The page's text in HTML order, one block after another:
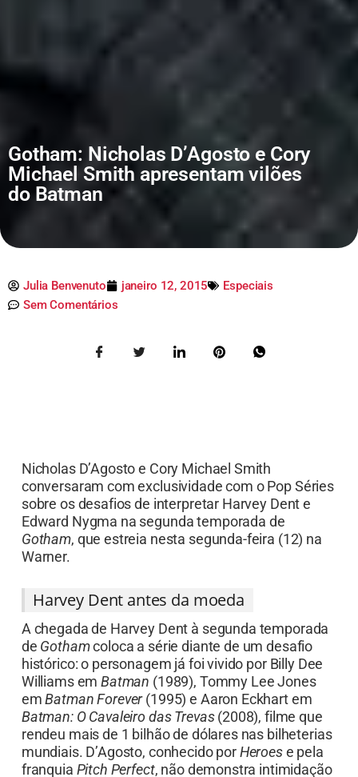
Gotham: Nicholas D’Agosto e Cory
Michael Smith apresentam vilões
do Batman
Julia Benvenuto janeiro 12, 2015
Especiais
Sem Comentários
Nicholas D’Agosto e Cory Michael Smith
conversaram com exclusividade com o Pop Séries
sobre os desafios de interpretar Harvey Dent e
Edward Nygma na segunda temporada de
Gotham, que estreia nesta segunda-feira (12) na
Warner.
Harvey Dent antes da moeda
A chegada de Harvey Dent à segunda temporada
de Gothamcoloca a série diante de um desafio
histórico: o personagem já foi vivido por Billy Dee
Williams emBatman (1989), Tommy Lee Jones
emBatman Forever(1995) e Aaron Eckhart em
Batman: O Cavaleiro das Trevas(2008), filme que
rendeu mais de 1 bilhão de dólares nas bilheterias
mundiais. D’Agosto, conhecido porHeroese pela
franquia Pitch Perfect, não demonstra intimidação